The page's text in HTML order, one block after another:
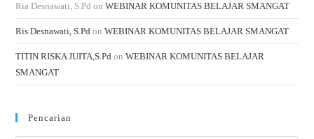
Ria Desnawati, S.Pd onWEBINAR KOMUNITAS BELAJAR SMANGAT
Ris Desnawati, S.Pd onWEBINAR KOMUNITAS BELAJAR SMANGAT
TITIN RISKA JUITA,S.Pd onWEBINAR KOMUNITAS BELAJAR
SMANGAT
Pencarian